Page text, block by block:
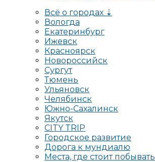
Всё о городах ⇣
Вологда
Екатеринбург
Ижевск
Красноярск
Новороссийск
Сургут
Тюмень
Ульяновск
Челябинск
Южно-Сахалинск
Якутск
CITY TRIP
Городское развитие
Дорога к мундиалю
Места, где стоит побывать